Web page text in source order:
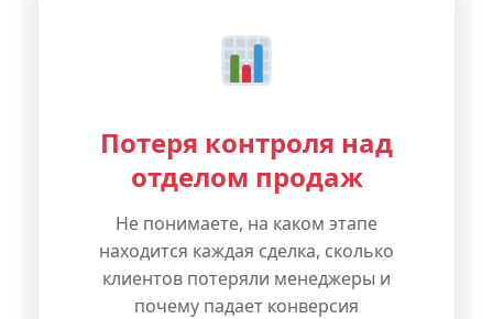
Потеря контроля над
отделом продаж
Не понимаете, на каком этапе
находится каждая сделка, сколько
клиентов потеряли менеджеры и
почему падает конверсия